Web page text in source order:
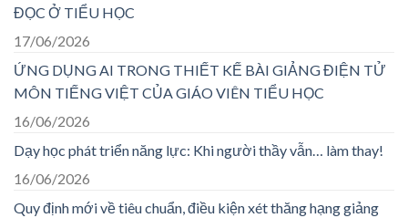
ĐỌC Ở TIỂU HỌC
17/06/2026
ỨNG DỤNG AI TRONG THIẾT KẾ BÀI GIẢNG ĐIỆN TỬ
MÔN TIẾNG VIỆT CỦA GIÁO VIÊN TIỂU HỌC
16/06/2026
Dạy học phát triển năng lực: Khi người thầy vẫn… làm thay!
16/06/2026
Quy định mới về tiêu chuẩn, điều kiện xét thăng hạng giảng